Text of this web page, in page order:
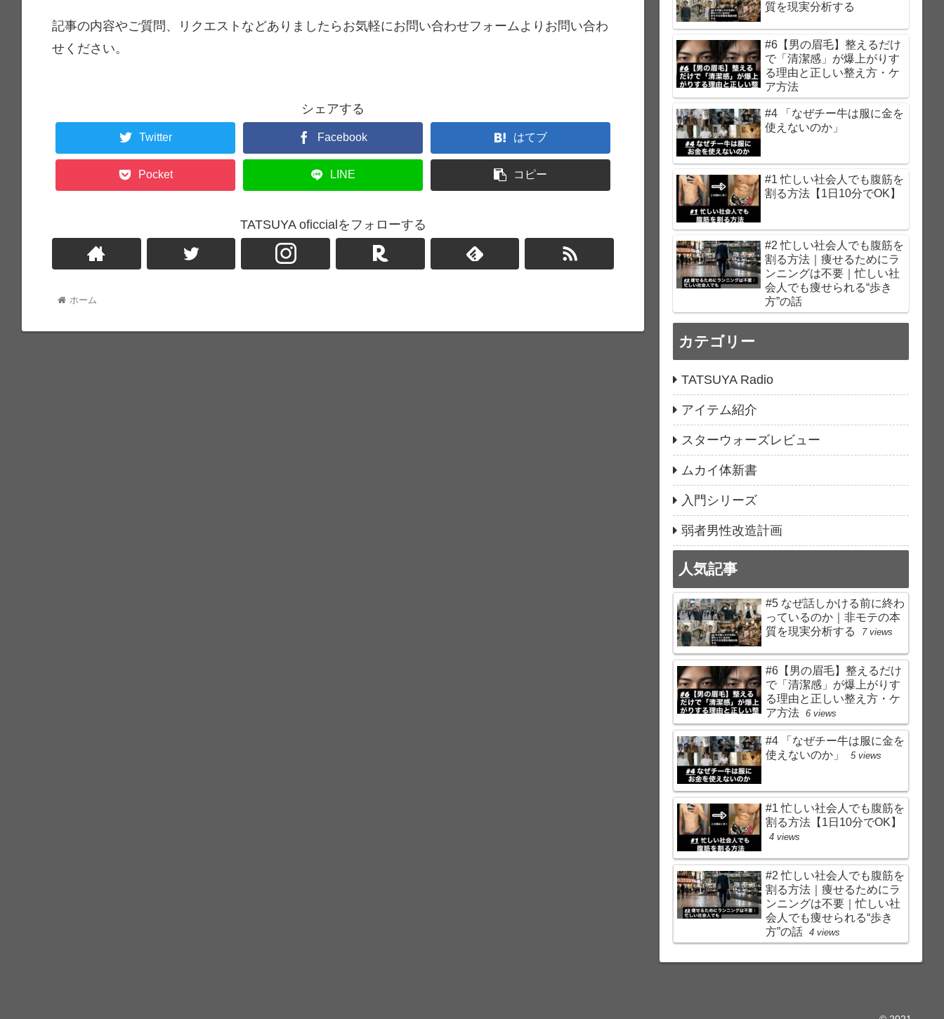
記事の内容やご質問、リクエストなどありましたらお気軽にお問い合わせフォームよりお問い合わ
せください。
シェアする
Twitter Facebook はてブ
Pocket LINE コピー
TATSUYA oficcialをフォローする
ホーム
質を現実分析する
#6【男の眉毛】整えるだけ
で「清潔感」が爆上がりす
る理由と正しい整え方・ケ
ア方法
#4 「なぜチー牛は服に金を
使えないのか」
#1 忙しい社会人でも腹筋を
割る方法【1日10分でOK】
#2 忙しい社会人でも腹筋を
割る方法｜痩せるためにラ
ンニングは不要｜忙しい社
会人でも痩せられる“歩き
方”の話
カテゴリー
TATSUYA Radio
アイテム紹介
スターウォーズレビュー
ムカイ体新書
入門シリーズ
弱者男性改造計画
人気記事
#5 なぜ話しかける前に終わ
っているのか｜非モテの本
質を現実分析する
7 views
#6【男の眉毛】整えるだけ
で「清潔感」が爆上がりす
る理由と正しい整え方・ケ
ア方法 6 views
#4 「なぜチー牛は服に金を
使えないのか」
5 views
#1 忙しい社会人でも腹筋を
割る方法【1日10分でOK】
4 views
#2 忙しい社会人でも腹筋を
割る方法｜痩せるためにラ
ンニングは不要｜忙しい社
会人でも痩せられる“歩き
方”の話 4 views